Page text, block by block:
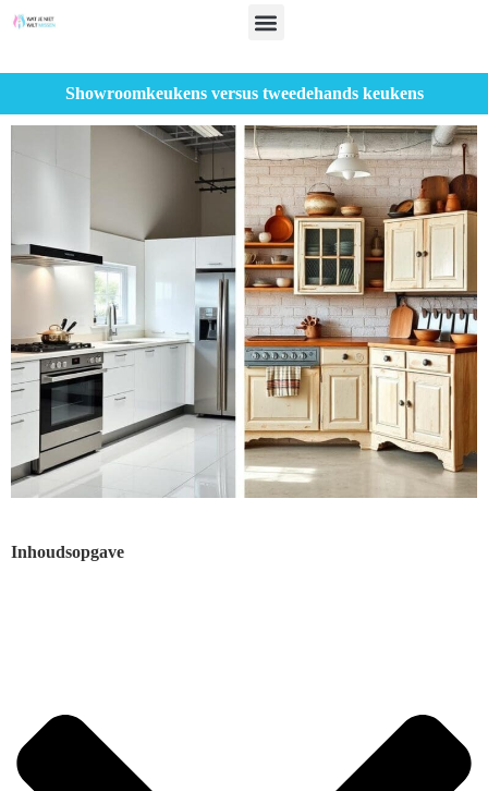
Showroomkeukens versus tweedehands keukens
Inhoudsopgave